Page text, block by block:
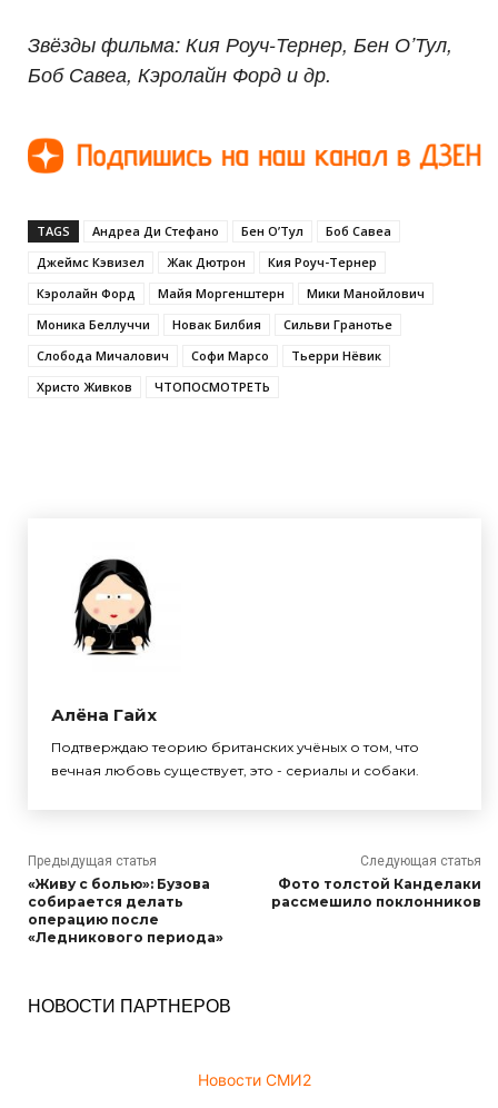
Звёзды фильма: Кия Роуч-Тернер, Бен О’Тул,
Боб Савеа, Кэролайн Форд и др.
TAGS Андреа Ди Стефано Бен О’Тул
Боб Савеа
Джеймс Кэвизел
Жак Дютрон
Кия Роуч-Тернер
Кэролайн Форд
Майя Моргенштерн
Мики Манойлович
Моника Беллуччи
Новак Билбия
Сильви Гранотье
Слобода Мичалович
Софи Марсо
Тьерри Нёвик
Христо Живков
ЧТОПОСМОТРЕТЬ
Алёна Гайх
Подтверждаю теорию британских учёных о том, что
вечная любовь существует, это - сериалы и собаки.
Предыдущая статья
«Живу с болью»: Бузова
собирается делать
операцию после
«Ледникового периода»
Следующая статья
Фото толстой Канделаки
рассмешило поклонников
НОВОСТИ ПАРТНЕРОВ
Новости СМИ2